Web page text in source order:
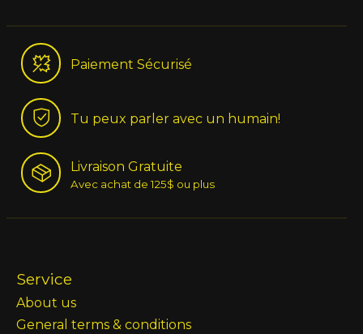
Paiement Sécurisé
Tu peux parler avec un humain!
Livraison Gratuite
Avec achat de 125$ ou plus
Service
About us
General terms & conditions